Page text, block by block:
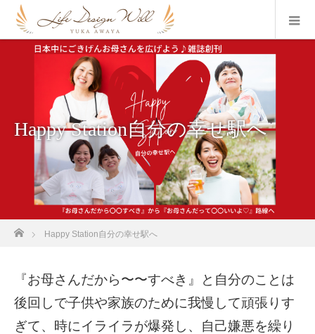
Happy Station自分の幸せ駅へ
ホーム
Happy Station自分の幸せ駅へ
『お母さんだから〜〜すべき』と自分のことは
後回しで子供や家族のために我慢して頑張りす
ぎて、時にイライラが爆発し、自己嫌悪を繰り